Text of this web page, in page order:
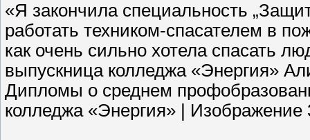
«Я закончила специальность
работать техником-спасателем в
как очень сильно хотела спасать
выпускница колледжа «Энергия»
Дипломы о среднем
колледжа «Энергия» | Изображение